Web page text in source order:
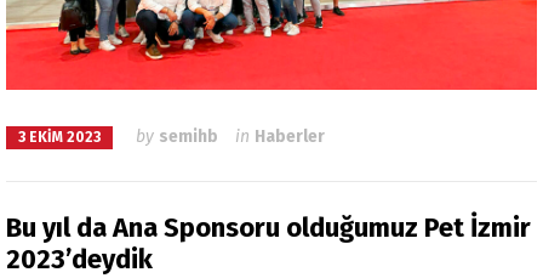
3 EKIM 2023 by semihb in Haberler
Bu yıl da Ana Sponsoru olduğumuz Pet İzmir
2023’deydik